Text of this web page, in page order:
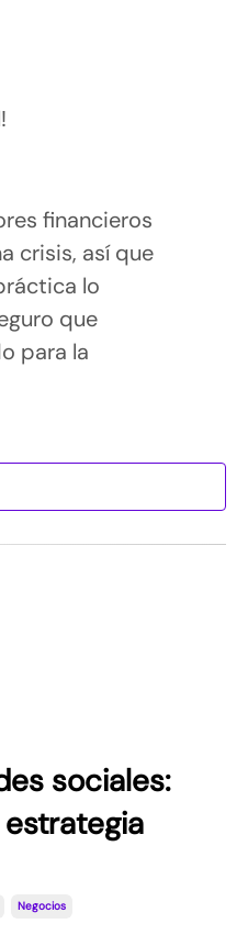
financieros
crisis, así que
lo
que
para la
sociales:
Negocios